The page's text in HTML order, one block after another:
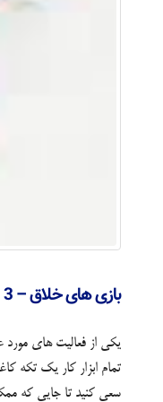
بازی های خلاق – 3
یکی از فعالیت های مورد
تمام ابزار کار یک تکه
سعی کنید تا جایی که